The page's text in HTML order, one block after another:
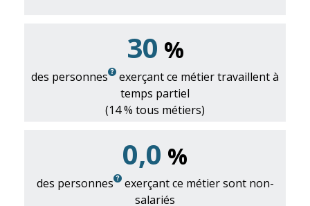
30 %
des personnes
exerçant ce métier travaillent à
temps partiel
(14 % tous métiers)
0,0 %
des personnes exerçant ce métier sont non-
salariés